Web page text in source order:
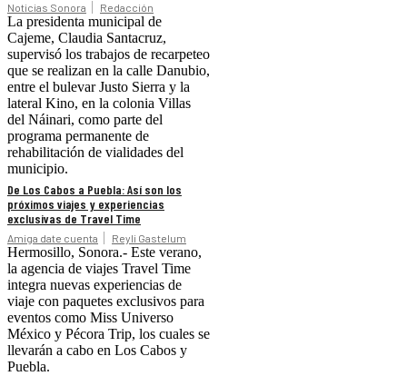
Noticias Sonora Redacción
La presidenta municipal de
Cajeme, Claudia Santacruz,
supervisó los trabajos de recarpeteo
que se realizan en la calle Danubio,
entre el bulevar Justo Sierra y la
lateral Kino, en la colonia Villas
del Náinari, como parte del
programa permanente de
rehabilitación de vialidades del
municipio.
De Los Cabos a Puebla: Así son los
próximos viajes y experiencias
exclusivas de Travel Time
Amiga date cuenta Reyli Gastelum
Hermosillo, Sonora.- Este verano,
la agencia de viajes Travel Time
integra nuevas experiencias de
viaje con paquetes exclusivos para
eventos como Miss Universo
México y Pécora Trip, los cuales se
llevarán a cabo en Los Cabos y
Puebla.